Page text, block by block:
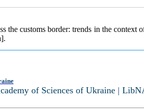
customs border: trends in the context
of Sciences of Ukraine |